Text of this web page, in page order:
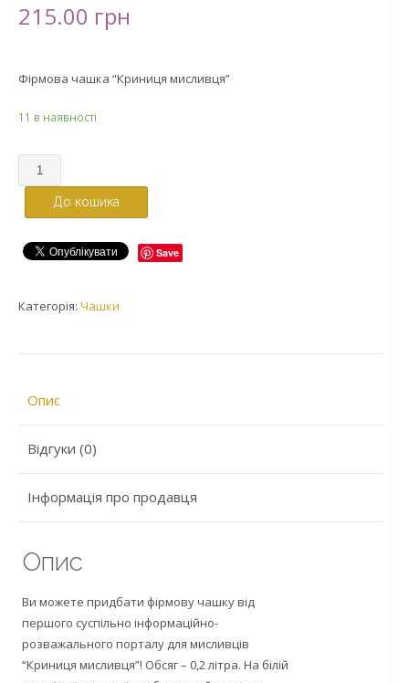
215.00 грн
Фірмова чашка “Криниця мисливця”
11 в наявності
До кошика
Save
Категорія: Чашки
Опис
Відгуки (0)
Інформація про продавця
Опис
Ви можете придбати фірмову чашку від
першого суспільно інформаційно-
розважального порталу для мисливців
“Криниця мисливця”! Обсяг – 0,2 літра. На білій